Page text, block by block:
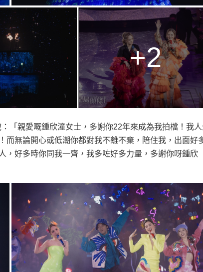
+2
「親愛嘅鍾欣潼女士，多謝你22年來成為我拍檔！我
而無論開心或低潮你都對我不離不棄，陪住我，出面好
，好多時你同我一齊，我多咗好多力量，多謝你呀鍾欣